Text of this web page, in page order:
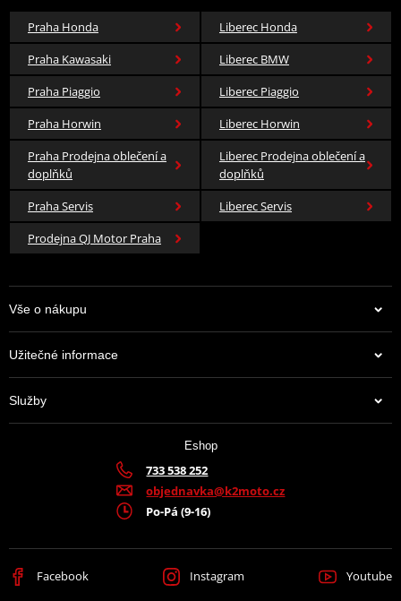
Praha Honda
Liberec Honda
Praha Kawasaki
Liberec BMW
Praha Piaggio
Liberec Piaggio
Praha Horwin
Liberec Horwin
Praha Prodejna oblečení a
doplňků
Liberec Prodejna oblečení a
doplňků
Praha Servis
Liberec Servis
Prodejna QJ Motor Praha
Vše o nákupu
Užitečné informace
Služby
Eshop
733 538 252
objednavka@k2moto.cz
Po-Pá (9-16)
Facebook Instagram Youtube